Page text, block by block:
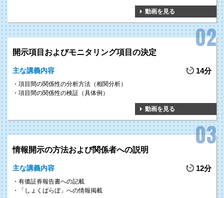
動画を見る
開示項目およびモニタリング項目の決定
主な講義内容 14分
項目間の関係性の分析方法（相関分析）
項目間の関係性の検証（具体例）
動画を見る
情報開示の方法および関係者への説明
主な講義内容 12分
有価証券報告書への記載
「しょくばらぼ」への情報掲載